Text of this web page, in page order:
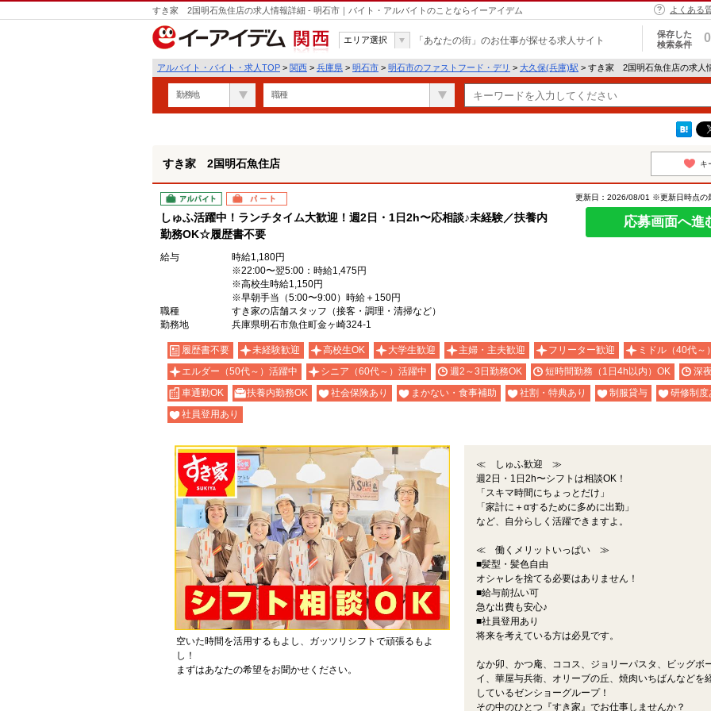
すき家 2国明石魚住店の求人情報詳細 - 明石市｜バイト・アルバイトのことならイーアイデム よくある
関西
エリア選択 「あなたの街」のお仕事が探せる求人サイト
保存した
検索条件
0
アルバイト・バイト・求人TOP > 関西 > 兵庫県 > 明石市 > 明石市のファストフード・デリ > 大久保(兵庫)駅 > すき家 2国明石魚住店の求人
勤務地 職種
すき家 2国明石魚住店 キ
アルバイト パート
しゅふ活躍中！ランチタイム大歓迎！週2日・1日2h〜応相談♪未経験／扶養内
勤務OK☆履歴書不要
更新日：2026/08/01 ※更新日時点の
応募画面へ進
給与
時給1,180円
※22:00〜翌5:00：時給1,475円
※高校生時給1,150円
※早朝手当（5:00〜9:00）時給＋150円
職種
すき家の店舗スタッフ（接客・調理・清掃など）
勤務地
兵庫県明石市魚住町金ヶ崎324-1
履歴書不要 未経験歓迎 高校生OK 大学生歓迎 主婦・主夫歓迎 フリーター歓迎
ミドル（40代～
エルダー（50代～）活躍中
シニア（60代～）活躍中 週2～3日勤務OK 短時間勤務（1日4h以内）OK
深夜
車通勤OK
扶養内勤務OK 社会保険あり まかない・食事補助 社割・特典あり 制服貸与
研修制度
社員登用あり
空いた時間を活用するもよし、ガッツリシフトで頑張るもよ
し！
まずはあなたの希望をお聞かせください。
≪ しゅふ歓迎 ≫
週2日・1日2h〜シフトは相談OK！
「スキマ時間にちょっとだけ」
「家計に＋αするために多めに出勤」
など、自分らしく活躍できますよ。
≪ 働くメリットいっぱい ≫
■髪型・髪色自由
オシャレを捨てる必要はありません！
■給与前払い可
急な出費も安心♪
■社員登用あり
将来を考えている方は必見です。
なか卯、かつ庵、ココス、ジョリーパスタ、ビッグボ
イ、華屋与兵衛、オリーブの丘、焼肉いちばんなどを
しているゼンショーグループ！
その中のひとつ『すき家』でお仕事しませんか？